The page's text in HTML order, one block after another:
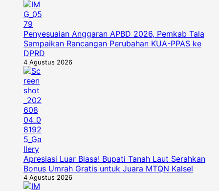
Penyesuaian Anggaran APBD 2026, Pemkab Tala
Sampaikan Rancangan Perubahan KUA-PPAS ke
DPRD
4 Agustus 2026
Apresiasi Luar Biasa! Bupati Tanah Laut Serahkan
Bonus Umrah Gratis untuk Juara MTQN Kalsel
4 Agustus 2026